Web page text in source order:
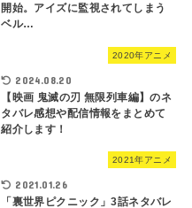
開始。アイズに監視されてしまう
ベル…
2020年アニメ
2024.08.20
【映画 鬼滅の刃 無限列車編】のネ
タバレ感想や配信情報をまとめて
紹介します！
2021年アニメ
2021.01.26
「裏世界ピクニック」3話ネタバレ